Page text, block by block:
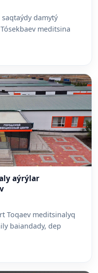
damytý
meditsina
aýrýlar
Toqaev meditsinalyq
baiandady, dep